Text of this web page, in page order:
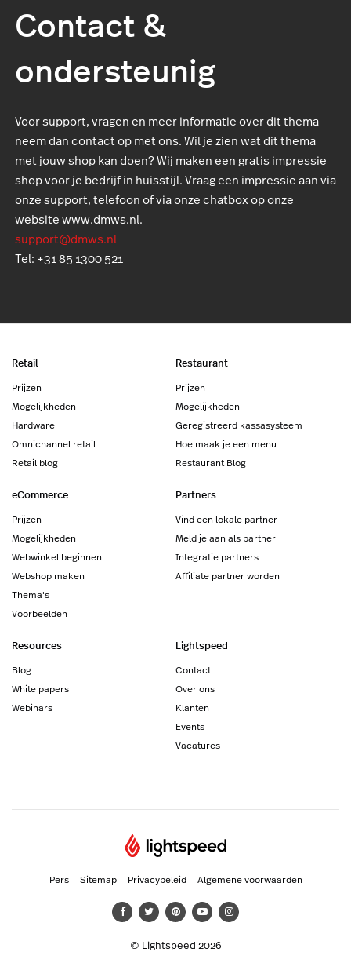
Contact &
ondersteunig
Voor support, vragen en meer informatie over dit thema
neem dan contact op met ons. Wil je zien wat dit thema
met jouw shop kan doen? Wij maken een gratis impressie
shop voor je bedrijf in huisstijl. Vraag een impressie aan via
onze support, telefoon of via onze chatbox op onze
website www.dmws.nl.
support@dmws.nl
Tel: +31 85 1300 521
Retail
Prijzen
Mogelijkheden
Hardware
Omnichannel retail
Retail blog
Restaurant
Prijzen
Mogelijkheden
Geregistreerd kassasysteem
Hoe maak je een menu
Restaurant Blog
eCommerce
Prijzen
Mogelijkheden
Webwinkel beginnen
Webshop maken
Thema's
Voorbeelden
Partners
Vind een lokale partner
Meld je aan als partner
Integratie partners
Affiliate partner worden
Resources
Blog
White papers
Webinars
Lightspeed
Contact
Over ons
Klanten
Events
Vacatures
Pers Sitemap Privacybeleid Algemene voorwaarden
© Lightspeed 2026